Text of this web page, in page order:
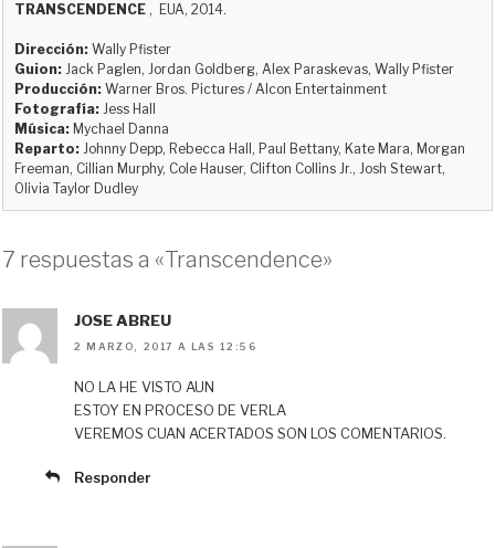
s
k
y
o
d
o
n
b
o
o
k
i
t
l
t
i
TRANSCENDENCE , EUA, 2014.
Dirección: Wally Pfister
Guion: Jack Paglen, Jordan Goldberg, Alex Paraskevas, Wally Pfister
Producción: Warner Bros. Pictures / Alcon Entertainment
Fotografía: Jess Hall
Música: Mychael Danna
Reparto: Johnny Depp, Rebecca Hall, Paul Bettany, Kate Mara, Morgan
Freeman, Cillian Murphy, Cole Hauser, Clifton Collins Jr., Josh Stewart,
Olivia Taylor Dudley
7 respuestas a «Transcendence»
JOSE ABREU
2 MARZO, 2017 A LAS 12:56
NO LA HE VISTO AUN
ESTOY EN PROCESO DE VERLA
VEREMOS CUAN ACERTADOS SON LOS COMENTARIOS.
Responder